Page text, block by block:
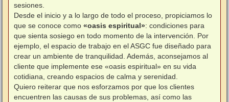
sesiones.
Desde el inicio y a lo largo de todo el proceso, propiciamos lo
que se conoce como «oasis espiritual»: condiciones para
que sienta sosiego en todo momento de la intervención. Por
ejemplo, el espacio de trabajo en el ASGC fue diseñado para
crear un ambiente de tranquilidad. Además, aconsejamos al
cliente que implemente ese «oasis espiritual» en su vida
cotidiana, creando espacios de calma y serenidad.
Quiero reiterar que nos esforzamos por que los clientes
encuentren las causas de sus problemas, así como las